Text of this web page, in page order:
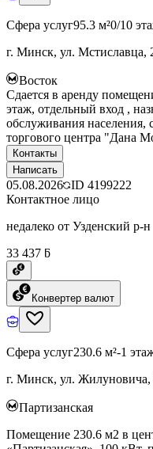
Сфера услуг95.3 м²0/10
г. Минск, ул. Мстиславца,
Восток
Сдается в аренду
этаж, отдельный вход ,
обслуживания населения,
торгового центра "Дана
Контакты
Написать
05.08.2026 ID 4199222
Контактное лицо
недалеко от Узденский р-н
33 437 ƃ
Конвертер валют
Сфера услуг230.6 м²-1
г. Минск, ул. Жилуновича,
Партизанская
Помещение 230.6 м2 в